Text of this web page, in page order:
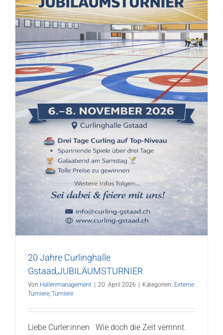
20 Jahre Curlinghalle
Gstaad,JUBILÄUMSTURNIER
Von Hallenmanagement 20. April 2026 Kategorien: Externe
Turniere, Turniere
Liebe Curler:innen Wie doch die Zeit verrinnt.